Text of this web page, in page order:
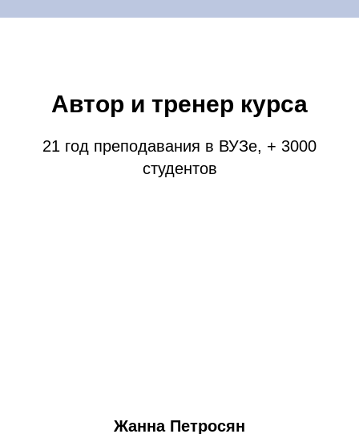
Автор и тренер курса
21 год преподавания в ВУЗе, + 3000
студентов
Жанна Петросян